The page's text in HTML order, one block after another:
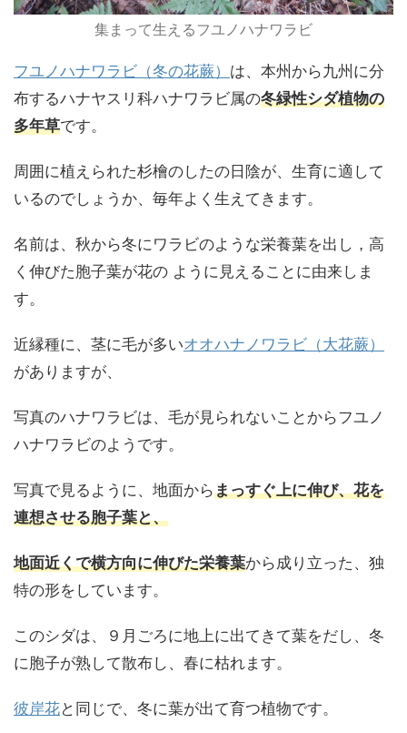
集まって生えるフユノハナワラビ
フユノハナワラビ（冬の花蕨） は、本州から九州に分
布するハナヤスリ科ハナワラビ属の冬緑性シダ植物の
多年草です。
周囲に植えられた杉檜のしたの日陰が、生育に適して
いるのでしょうか、毎年よく生えてきます。
名前は、秋から冬にワラビのような栄養葉を出し，高
く伸びた胞子葉が花の ように見えることに由来しま
す。
近縁種に、茎に毛が多いオオハナノワラビ（大花蕨）
がありますが、
写真のハナワラビは、毛が見られないことからフユノ
ハナワラビのようです。
写真で見るように、地面からまっすぐ上に伸び、花を
連想させる胞子葉と、
地面近くで横方向に伸びた栄養葉から成り立った、独
特の形をしています。
このシダは、９月ごろに地上に出てきて葉をだし、冬
に胞子が熟して散布し、春に枯れます。
彼岸花と同じで、冬に葉が出て育つ植物です。